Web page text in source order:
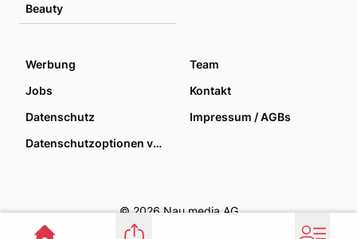
Beauty
Werbung
Team
Jobs
Kontakt
Datenschutz
Impressum / AGBs
Datenschutzoptionen verwalten
© 2026 Nau media AG